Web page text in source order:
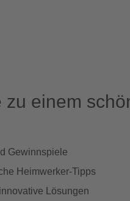
einem
Gewinnspiele
Heimwerker-Tipps
Lösungen